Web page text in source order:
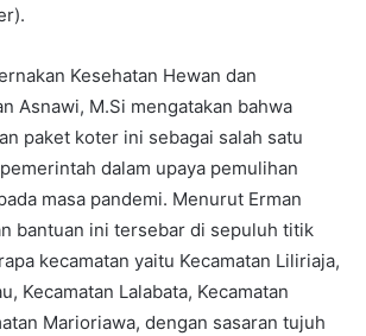
Kesehatan Hewan dan
Asnawi, M.Si mengatakan bahwa
paket koter ini sebagai salah satu
dalam upaya pemulihan
masa pandemi. Menurut Erman
bantuan ini tersebar di sepuluh titik
kecamatan yaitu Kecamatan Liliriaja,
Kecamatan Lalabata, Kecamatan
Marioriawa, dengan sasaran tujuh